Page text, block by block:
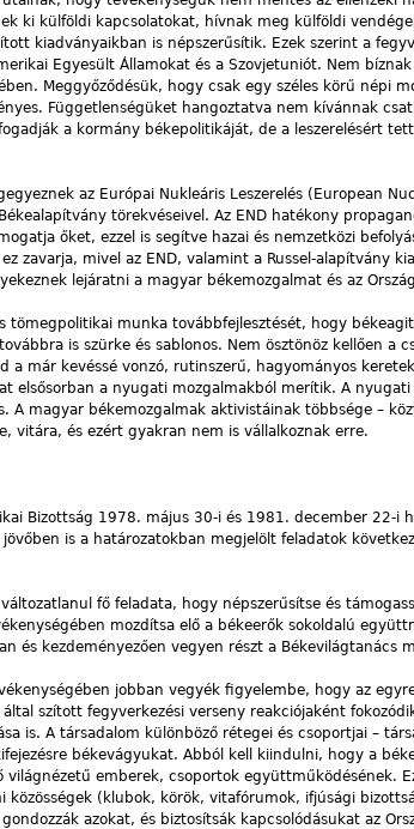
ki külföldi kapcsolatokat, hívnak meg külföldi
kiadványaikban is népszerűsítik. Ezek szerint a
Egyesült Államokat és a Szovjetuniót. Nem
Meggyőződésük, hogy csak egy széles körű népi
Függetlenségüket hangoztatva nem kívánnak
a kormány békepolitikáját, de a leszerelésért
az Európai Nukleáris Leszerelés (European
törekvéseivel. Az END hatékony
őket, ezzel is segítve hazai és nemzetközi
zavarja, mivel az END, valamint a Russel-alapítvány
lejáratni a magyar békemozgalmat és az
tömegpolitikai munka továbbfejlesztését, hogy
is szürke és sablonos. Nem ösztönöz kellően a
a már kevéssé vonzó, rutinszerű, hagyományos
elsősorban a nyugati mozgalmakból merítik. A
A magyar békemozgalmak aktivistáinak többsége –
vitára, és ezért gyakran nem is vállalkoznak erre.
Bizottság 1978. május 30-i és 1981. december 22-i
is a határozatokban megjelölt feladatok
fő feladata, hogy népszerűsítse és
mozdítsa elő a békeerők sokoldalú
és kezdeményezően vegyen részt a Békevilágtanács
jobban vegyék figyelembe, hogy az
szított fegyverkezési verseny reakciójaként
is. A társadalom különböző rétegei és csoportjai –
békevágyukat. Abból kell kiindulni, hogy a
világnézetű emberek, csoportok együttműködésének.
közösségek (klubok, körök, vitafórumok, ifjúsági
azokat, és biztosítsák kapcsolódásukat az